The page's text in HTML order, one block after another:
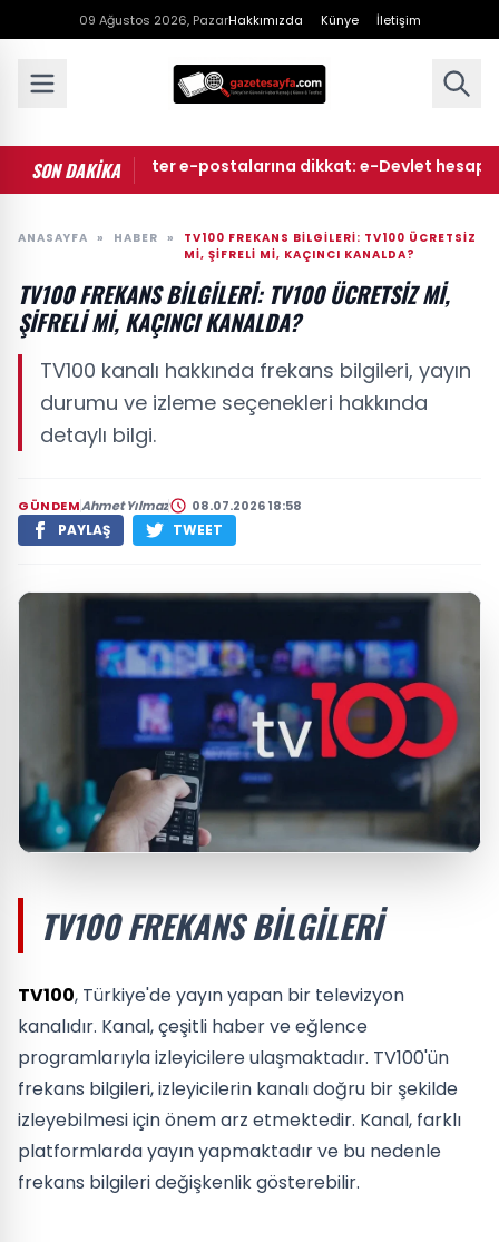
09 Ağustos 2026, PazarHakkımızda Künye İletişim
SON DAKİKA
ve noter e-postalarına dikkat: e-Devlet hesaplarını
ANASAYFA » HABER »
TV100 FREKANS BILGILERI: TV100 ÜCRETSIZ
MI, ŞIFRELI MI, KAÇINCI KANALDA?
TV100 FREKANS BILGILERI: TV100 ÜCRETSIZ MI,
ŞIFRELI MI, KAÇINCI KANALDA?
TV100 kanalı hakkında frekans bilgileri, yayın
durumu ve izleme seçenekleri hakkında
detaylı bilgi.
GÜNDEMAhmet Yılmaz 08.07.2026 18:58
PAYLAŞ TWEET
TV100 FREKANS BILGILERI
TV100, Türkiye'de yayın yapan bir televizyon
kanalıdır. Kanal, çeşitli haber ve eğlence
programlarıyla izleyicilere ulaşmaktadır. TV100'ün
frekans bilgileri, izleyicilerin kanalı doğru bir şekilde
izleyebilmesi için önem arz etmektedir. Kanal, farklı
platformlarda yayın yapmaktadır ve bu nedenle
frekans bilgileri değişkenlik gösterebilir.